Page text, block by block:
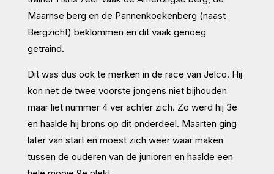
Maarnse berg en de Pannenkoekenberg (naast
Bergzicht) beklommen en dit vaak genoeg
getraind.
Dit was dus ook te merken in de race van Jelco. Hij
kon net de twee voorste jongens niet bijhouden
maar liet nummer 4 ver achter zich. Zo werd hij 3e
en haalde hij brons op dit onderdeel. Maarten ging
later van start en moest zich weer waar maken
tussen de ouderen van de junioren en haalde een